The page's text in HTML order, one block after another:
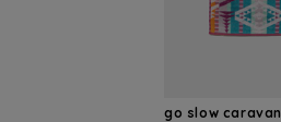
go slow caravan